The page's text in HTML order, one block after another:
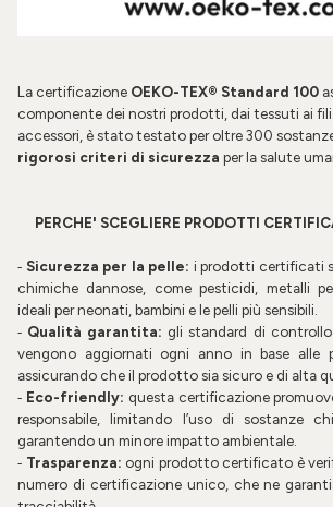
La certificazione OEKO-TEX® Standard 100
componente dei nostri prodotti, dai tessuti ai
accessori, è stato testato per oltre300
rigorosi criteri di sicurezza per la salute
PERCHE' SCEGLIERE PRODOTTI
- Sicurezza per la pelle: i prodotti certificati
chimiche dannose, come pesticidi, metalli
ideali per neonati, bambini e le pelli più sensibili.
- Qualità garantita: gli standard di
vengono aggiornati ogni anno in base alle
assicurando che il prodotto sia sicuro e di alta
- Eco-friendly: questa certificazione
responsabile, limitando l’uso di sostanze
garantendo un minore impatto ambientale.
- Trasparenza: ogni prodotto certificato è
numero di certificazione unico, che ne